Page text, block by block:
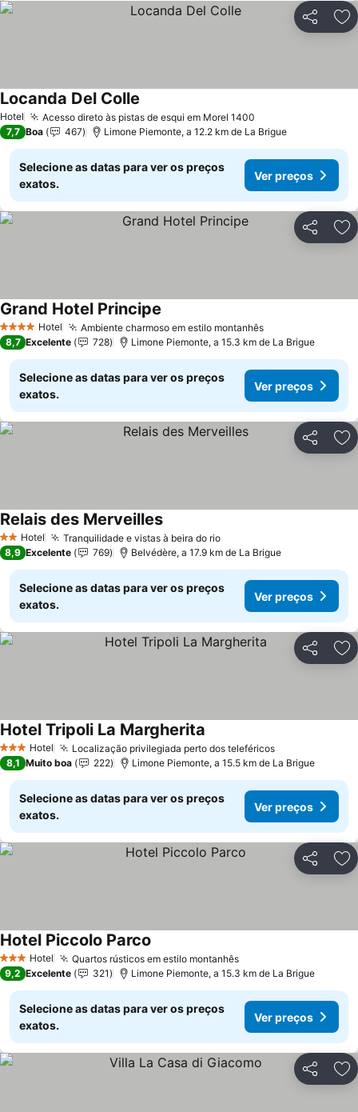
Partilhar
Hotel Acesso direto às pistas de esqui em Morel 1400
Locanda Del Colle
7,7 Boa 467 Limone Piemonte, a 12.2 km de La Brigue
Selecione as datas para ver os preços
exatos.
Ver preços
Partilhar
4 EstrelasHotel Ambiente charmoso em estilo montanhês
Grand Hotel Principe
8,7 Excelente 728 Limone Piemonte, a 15.3 km de La Brigue
Selecione as datas para ver os preços
exatos.
Ver preços
Partilhar
2 Estrelas
Hotel Tranquilidade e vistas à beira do rio
Relais des Merveilles
8,9 Excelente 769 Belvédère, a 17.9 km de La Brigue
Selecione as datas para ver os preços
exatos.
Ver preços
Partilhar
3 EstrelasHotel Localização privilegiada perto dos teleféricos
Hotel Tripoli La Margherita
8,1 Muito boa 222 Limone Piemonte, a 15.5 km de La Brigue
Selecione as datas para ver os preços
exatos.
Ver preços
Partilhar
3 EstrelasHotel Quartos rústicos em estilo montanhês
Hotel Piccolo Parco
9,2 Excelente 321 Limone Piemonte, a 15.3 km de La Brigue
Selecione as datas para ver os preços
exatos.
Ver preços
Partilhar